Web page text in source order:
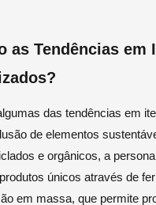
as Tendências em
das tendências em
de elementos
e orgânicos, a
únicos através de
em massa, que permite